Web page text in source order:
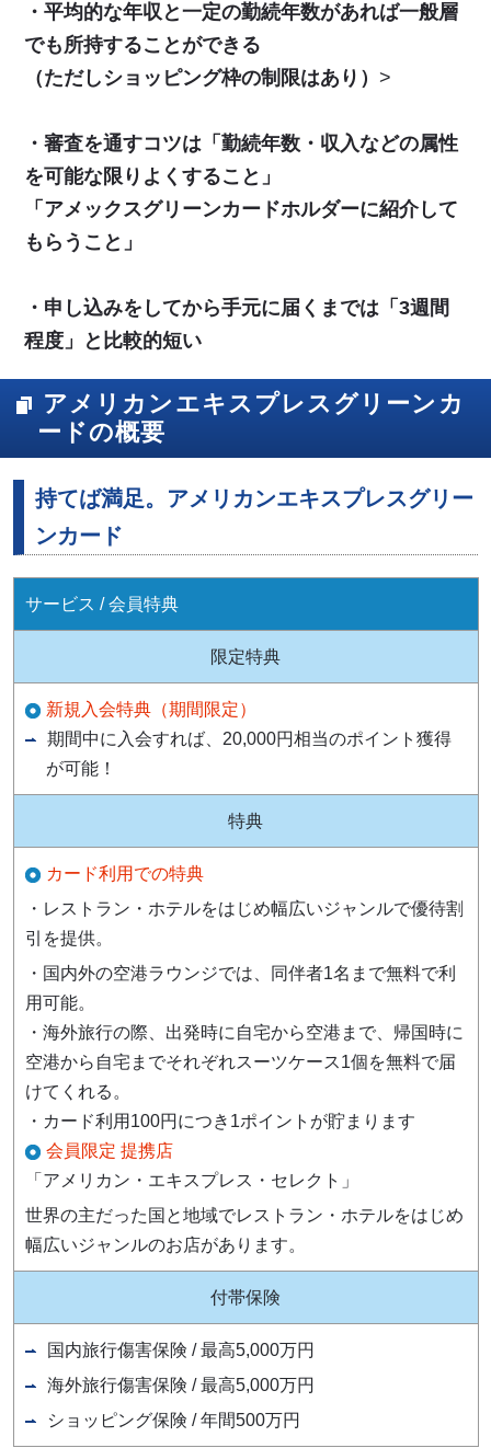
・平均的な年収と一定の勤続年数があれば一般層
でも所持することができる
（ただしショッピング枠の制限はあり） >
・審査を通すコツは「勤続年数・収入などの属性
を可能な限りよくすること」
「アメックスグリーンカードホルダーに紹介して
もらうこと」
・申し込みをしてから手元に届くまでは「3週間
程度」と比較的短い
アメリカンエキスプレスグリーンカ
ードの概要
持てば満足。アメリカンエキスプレスグリー
ンカード
サービス / 会員特典
限定特典
新規入会特典（期間限定）
期間中に入会すれば、20,000円相当のポイント獲得
が可能！
特典
カード利用での特典
・レストラン・ホテルをはじめ幅広いジャンルで優待割
引を提供。
・国内外の空港ラウンジでは、同伴者1名まで無料で利
用可能。
・海外旅行の際、出発時に自宅から空港まで、帰国時に
空港から自宅までそれぞれスーツケース1個を無料で届
けてくれる。
・カード利用100円につき1ポイントが貯まります
会員限定 提携店
「アメリカン・エキスプレス・セレクト」
世界の主だった国と地域でレストラン・ホテルをはじめ
幅広いジャンルのお店があります。
付帯保険
国内旅行傷害保険 / 最高5,000万円
海外旅行傷害保険 / 最高5,000万円
ショッピング保険 / 年間500万円